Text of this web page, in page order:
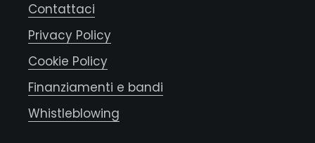
Contattaci
Privacy Policy
Cookie Policy
Finanziamenti e bandi
Whistleblowing